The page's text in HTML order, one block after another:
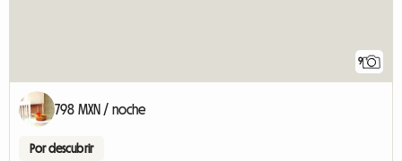
9
798 MXN / noche
Por descubrir